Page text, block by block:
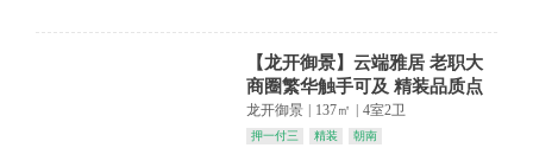
【龙开御景】云端雅居 老职大
商圈繁华触手可及 精装品质点
亮生活
龙开御景 | 137㎡ | 4室2卫
押一付三 精装 朝南